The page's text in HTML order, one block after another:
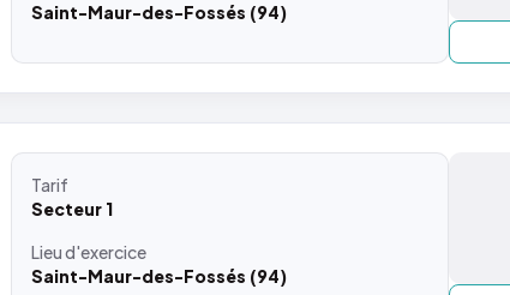
Saint-Maur-des-Fossés (94)
Tarif
Secteur 1
Lieud'exercice
Saint-Maur-des-Fossés (94)